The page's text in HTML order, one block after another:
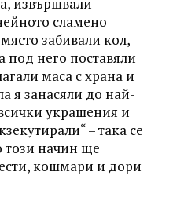
сламено
забивали кол,
под него поставяли
маса с храна и
я занасяли до най-
украшения и
– така се
този начин ще
кошмари и дори